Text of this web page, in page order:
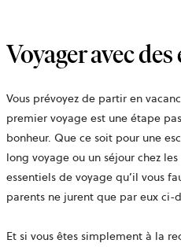
Voyager avec
Vous prévoyez de partir en
premier voyage est une étape
bonheur. Que ce soit pour une
long voyage ou un séjour chez
essentiels de voyage qu’il vous
parents ne jurent que par eux ci-
Et si vous êtes simplement à la